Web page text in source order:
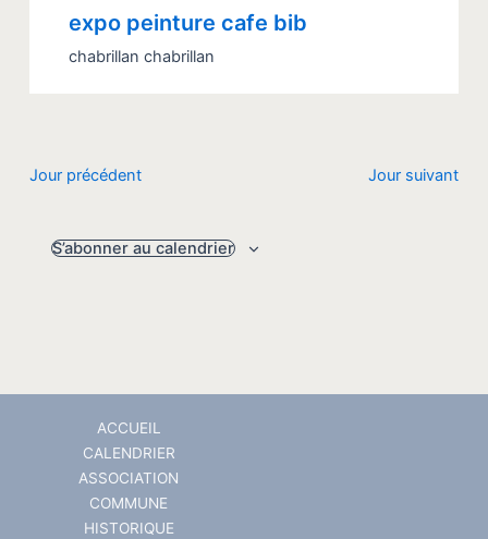
expo peinture cafe bib
chabrillan chabrillan
Jour précédent Jour suivant
S’abonner au calendrier
ACCUEIL
CALENDRIER
ASSOCIATION
COMMUNE
HISTORIQUE